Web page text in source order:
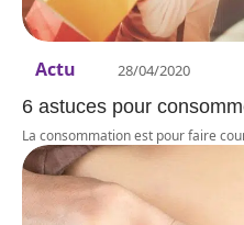
Actu 28/04/2020
6 astuces pour
La consommation est pour faire